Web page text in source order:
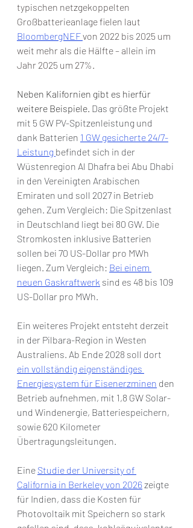
typischen netzgekoppelten
Großbatterieanlage fielen laut
BloombergNEFvon 2022 bis 2025 um
weit mehr als die Hälfte – allein im
Jahr 2025 um 27%.
Neben Kalifornien gibt es hierfür
weitere Beispiele. Das größte Projekt
mit 5 GW PV-Spitzenleistung und
dank Batterien 1 GW gesicherte 24/7-
Leistung befindet sich in der
Wüstenregion Al Dhafra bei Abu Dhabi
in den Vereinigten Arabischen
Emiraten und soll 2027 in Betrieb
gehen. Zum Vergleich: Die Spitzenlast
in Deutschland liegt bei 80 GW. Die
Stromkosten inklusive Batterien
sollen bei 70 US-Dollar pro MWh
liegen. Zum Vergleich: Bei einem
neuen Gaskraftwerk sind es 48 bis 109
US-Dollar pro MWh.
Ein weiteres Projekt entsteht derzeit
in der Pilbara-Region in Westen
Australiens. Ab Ende 2028 soll dort
ein vollständig eigenständiges
Energiesystem für Eisenerzminen den
Betrieb aufnehmen, mit 1,8 GW Solar-
und Windenergie, Batteriespeichern,
sowie 620 Kilometer
Übertragungsleitungen.
Eine Studie der University of
California in Berkeley von 2026 zeigte
für Indien, dass die Kosten für
Photovoltaik mit Speichern so stark